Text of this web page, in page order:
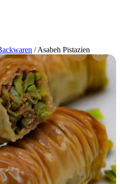
/ Asabeh Pistazien